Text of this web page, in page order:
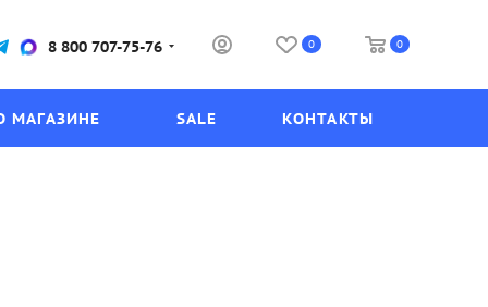
8 800 707-75-76 0 0
МАГАЗИНЕ SALE КОНТАКТЫ